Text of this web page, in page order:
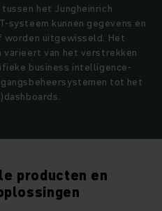
het Jungheinrich
kunnen gegevens en
uitgewisseld. Het
varieert van het verstrekken
business intelligence-
tot het
producten en